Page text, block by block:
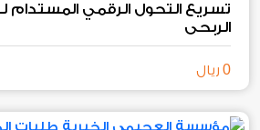
تسريع التحول الرقمي المستدام
الربحي
0 ريال